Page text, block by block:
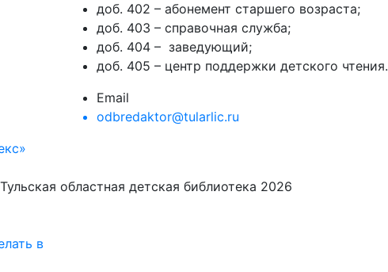
доб. 402 – абонемент старшего возраста;
доб. 403 – справочная служба;
доб. 404 – заведующий;
доб. 405 – центр поддержки детского чтения.
Email
odbredaktor@tularlic.ru
областная детская библиотека 2026
в